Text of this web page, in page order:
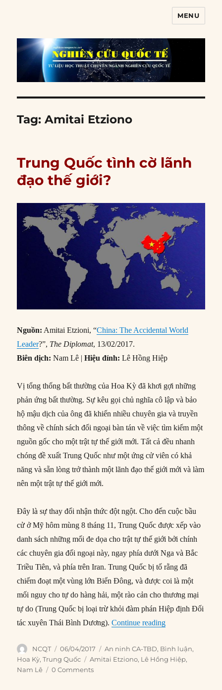
MENU
Tag:Amitai Etziono
Trung Quốc tình cờ lãnh
đạo thế giới?
Nguồn: Amitai Etzioni, “China: The Accidental World
Leader?”, The Diplomat, 13/02/2017.
Biên dịch: Nam Lê |Hiệu đính:Lê Hồng Hiệp
Vị tổng thống bất thường của Hoa Kỳ đã khơi gợi những
phản ứng bất thường. Sự kêu gọi chủ nghĩa cô lập và bảo
hộ mậu dịch của ông đã khiến nhiều chuyên gia và truyền
thông về chính sách đối ngoại bàn tán về việc tìm kiếm một
nguồn gốc cho một trật tự thế giới mới. Tất cả đều nhanh
chóng đề xuất Trung Quốc như một ứng cử viên có khả
năng và sẵn lòng trở thành một lãnh đạo thế giới mới và làm
nên một trật tự thế giới mới.
Đây là sự thay đổi nhận thức đột ngột. Cho đến cuộc bầu
cử ở Mỹ hôm mùng 8 tháng 11, Trung Quốc được xếp vào
danh sách những mối đe dọa cho trật tự thế giới bởi chính
các chuyên gia đối ngoại này, ngay phía dưới Nga và Bắc
Triều Tiên, và phía trên Iran. Trung Quốc bị tố rằng đã
chiếm đoạt một vùng lớn Biển Đông, và được coi là một
mối nguy cho tự do hàng hải, một rào cản cho thương mại
tự do (Trung Quốc bị loại trừ khỏi đàm phán Hiệp định Đối
tác xuyên Thái Bình Dương).Continue reading“Trung Quốc
Author
NCQT
Posted
on
06/04/2017 Categories
An ninh CA-TBD, Bình luận,
Hoa Kỳ,Trung Quốc Tags
Amitai Etziono, Lê Hồng Hiệp,
Nam Lê
0 Comments